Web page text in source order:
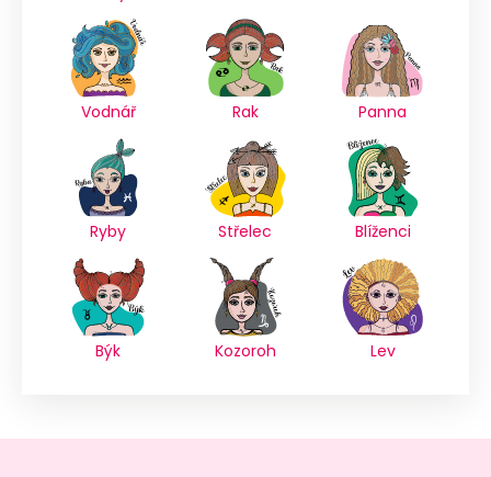
Vodnář Rak Panna
Ryby Střelec Blíženci
Býk Kozoroh Lev